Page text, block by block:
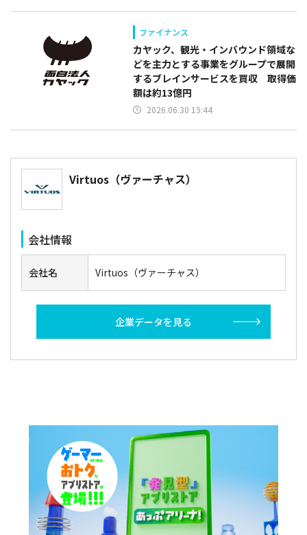
ファイナンス
カヤック、観光・インバウンド領域な
どを主力とする事業をグループで展開
するブレインサービスを買収 取得価
額は約13億円
2026.06.30 15:44
Virtuos（ヴァーチャス）
会社情報
会社名 Virtuos（ヴァーチャス）
企業データを見る